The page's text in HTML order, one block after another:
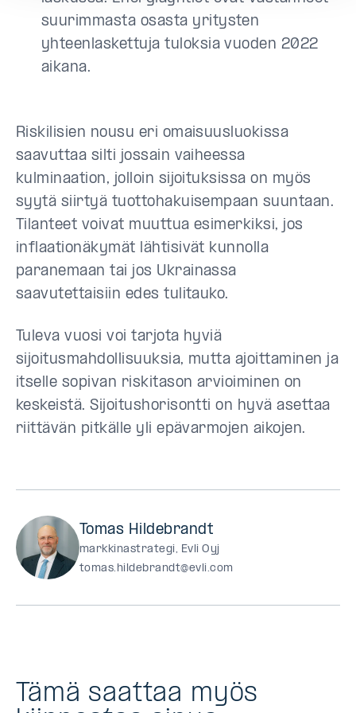
suurimmasta osasta yritysten
yhteenlaskettuja tuloksia vuoden 2022
aikana.
Riskilisien nousu eri omaisuusluokissa
saavuttaa silti jossain vaiheessa
kulminaation, jolloin sijoituksissa on myös
syytä siirtyä tuottohakuisempaan suuntaan.
Tilanteet voivat muuttua esimerkiksi, jos
inflaationäkymät lähtisivät kunnolla
paranemaan tai jos Ukrainassa
saavutettaisiin edes tulitauko.
Tuleva vuosi voi tarjota hyviä
sijoitusmahdollisuuksia, mutta ajoittaminen ja
itselle sopivan riskitason arvioiminen on
keskeistä. Sijoitushorisontti on hyvä asettaa
riittävän pitkälle yli epävarmojen aikojen.
Tomas Hildebrandt
markkinastrategi, Evli Oyj
tomas.hildebrandt@evli.com
Tämä saattaa myös